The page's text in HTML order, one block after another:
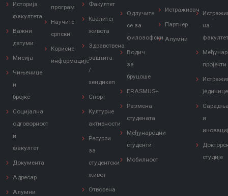
Историја
факултета
Важни
датуми
Мисија
Чињенице
и
бројке
Социјална
одговорност
и
факултет
Документа
Адресар
Алумни
програм
Научите
српски
Корисне
информације
Факултет
Квалитет
живота
Здравствена
заштита
/
хендикеп
Спорт
Културне
активности
Ресурси
за
студентски
живот
Отворена
Одлучите
се за
филозофски
Водич
за
бруцоше
ERASMUS+
Размена
студената
Међународни
студенти
Мобилност
Истраживач
Партнер
Алумни
на
пројекти
јединице
и
студије